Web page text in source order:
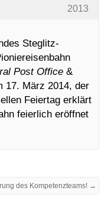
2013
Steglitz-
Post Office &
17. März 2014, der
Feiertag erklärt
feierlich eröffnet
des Kompetenzteams! →